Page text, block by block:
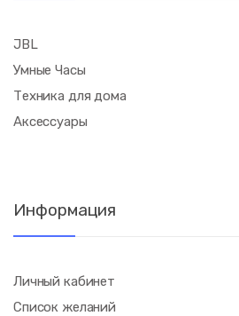
JBL
Умные Часы
Техника для дома
Аксессуары
Информация
Личный кабинет
Список желаний